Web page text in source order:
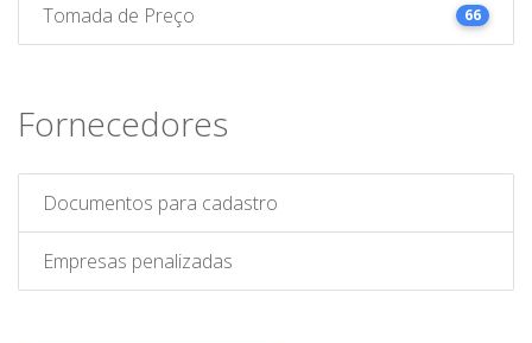
Tomada de Preço 66
Fornecedores
Documentos para cadastro
Empresas penalizadas